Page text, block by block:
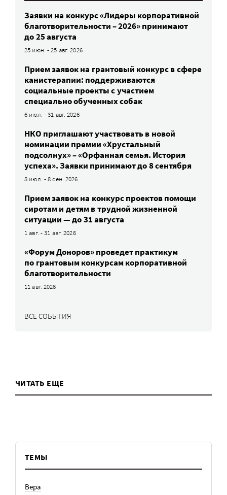
Заявки на конкурс «Лидеры корпоративной
благотворительности – 2026» принимают
до 25 августа
25 июн. - 25 авг. 2026
Прием заявок на грантовый конкурс в сфере
канистерапии: поддерживаются
социальные проекты с участием
специально обученных собак
6 июл. - 31 авг. 2026
НКО приглашают участвовать в новой
номинации премии «Хрустальный
подсолнух» – «Орфанная семья. История
успеха». Заявки принимают до 8 сентября
8 июл. - 8 сен. 2026
Прием заявок на конкурс проектов помощи
сиротам и детям в трудной жизненной
ситуации — до 31 августа
1 авг. - 31 авг. 2026
«Форум Доноров» проведет практикум
по грантовым конкурсам корпоративной
благотворительности
11 авг. 2026
ВСЕ СОБЫТИЯ
ЧИТАТЬ ЕЩЕ
ТЕМЫ
Вера